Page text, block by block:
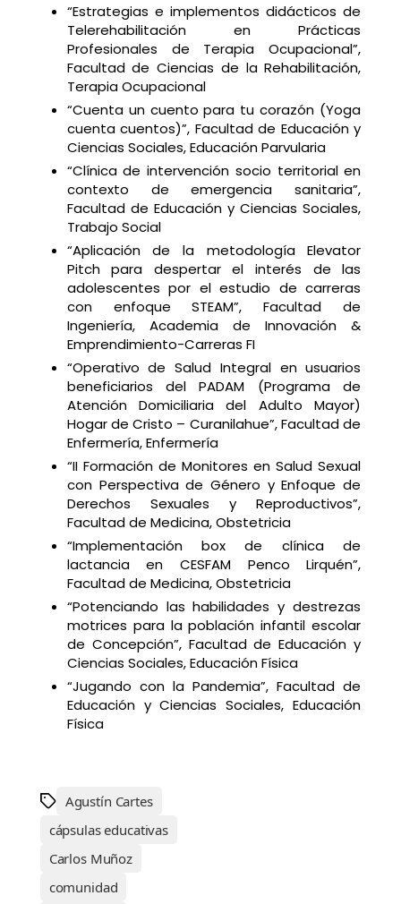
“Estrategias e implementos didácticos de
Telerehabilitación en Prácticas
Profesionales de Terapia Ocupacional”,
Facultad de Ciencias de la Rehabilitación,
Terapia Ocupacional
“Cuenta un cuento para tu corazón (Yoga
cuenta cuentos)”, Facultad de Educación y
Ciencias Sociales, Educación Parvularia
“Clínica de intervención socio territorial en
contexto de emergencia sanitaria”,
Facultad de Educación y Ciencias Sociales,
Trabajo Social
“Aplicación de la metodología Elevator
Pitch para despertar el interés de las
adolescentes por el estudio de carreras
con enfoque STEAM”, Facultad de
Ingeniería, Academia de Innovación &
Emprendimiento-Carreras FI
“Operativo de Salud Integral en usuarios
beneficiarios del PADAM (Programa de
Atención Domiciliaria del Adulto Mayor)
Hogar de Cristo – Curanilahue”, Facultad de
Enfermería, Enfermería
“II Formación de Monitores en Salud Sexual
con Perspectiva de Género y Enfoque de
Derechos Sexuales y Reproductivos”,
Facultad de Medicina, Obstetricia
“Implementación box de clínica de
lactancia en CESFAM Penco Lirquén”,
Facultad de Medicina, Obstetricia
“Potenciando las habilidades y destrezas
motrices para la población infantil escolar
de Concepción”, Facultad de Educación y
Ciencias Sociales, Educación Física
“Jugando con la Pandemia”, Facultad de
Educación y Ciencias Sociales, Educación
Física
Agustín Cartes
cápsulas educativas
Carlos Muñoz
comunidad